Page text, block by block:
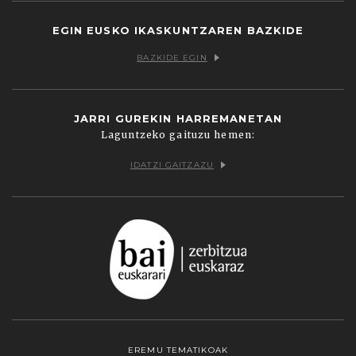
EGIN EUSKO IKASKUNTZAREN BAZKIDE
BAZKIDE EGIN
JARRI GUREKIN HARREMANETAN
Laguntzeko gaituzu hemen:
IDATZI GAITZAZU
EREMU TEMATIKOAK